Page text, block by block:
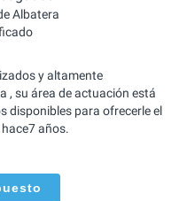
Albatera
y altamente
, su área de actuación está
disponibles para ofrecerle el
años.